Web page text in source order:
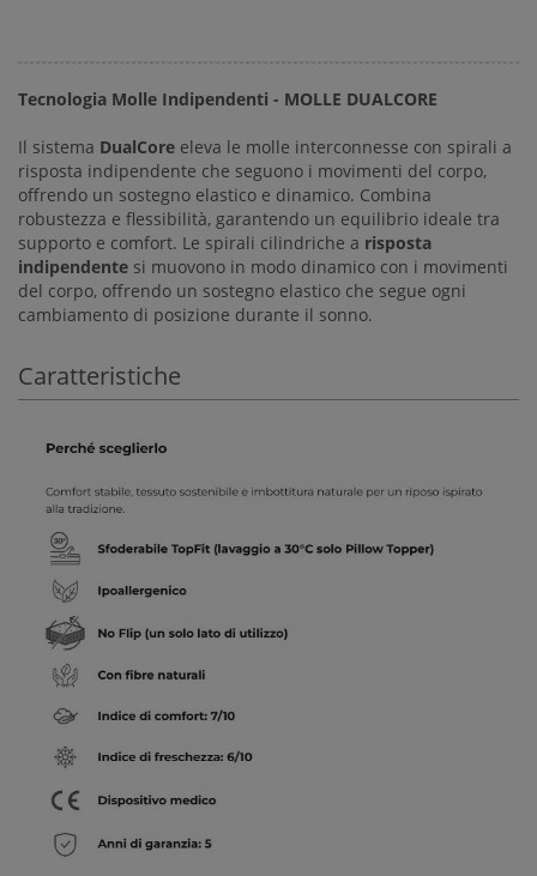
Tecnologia Molle Indipendenti - MOLLE DUALCORE
Il sistema DualCore eleva le molle interconnesse con spirali a
risposta indipendente che seguono i movimenti del corpo,
offrendo un sostegno elastico e dinamico. Combina
robustezza e flessibilità, garantendo un equilibrio ideale tra
supporto e comfort. Le spirali cilindriche a risposta
indipendente si muovono in modo dinamico con i movimenti
del corpo, offrendo un sostegno elastico che segue ogni
cambiamento di posizione durante il sonno.
Caratteristiche